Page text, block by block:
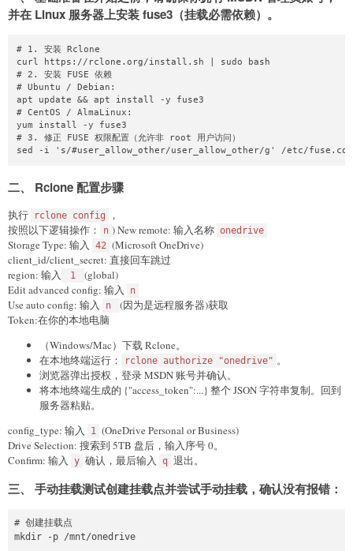
并在 Linux 服务器上安装 fuse3（挂载必需依赖）。
# 1. 安装 Rclone
curl https://rclone.org/install.sh | sudo bash
# 2. 安装 FUSE 依赖
# Ubuntu / Debian:
apt update && apt install -y fuse3
# CentOS / AlmaLinux:
yum install -y fuse3
# 3. 修正 FUSE 权限配置（允许非 root 用户访问）
二、 Rclone 配置步骤
执行 rclone config
，
按照以下逻辑操作：
n ) New remote: 输入名称 onedrive
Storage Type: 输入 42 (Microsoft OneDrive)
client_id/client_secret: 直接回车跳过
region: 输入
1
(global)
Edit advanced config: 输入
n
Use auto config: 输入 n
(因为是远程服务器)获取
Token:在你的本地电脑
（Windows/Mac）下载 Rclone。
在本地终端运行：
rclone authorize "onedrive" 。
浏览器弹出授权，登录 MSDN 账号并确认。
将本地终端生成的 {"access_token":...} 整个 JSON 字符串复制。回到
服务器粘贴。
config_type: 输入
1
(OneDrive Personal or Business)
Drive Selection: 搜索到 5TB 盘后，输入序号 0。
Confirm: 输入
y 确认，最后输入 q 退出。
三、 手动挂载测试创建挂载点并尝试手动挂载，确认没有报错：
# 创建挂载点
mkdir -p /mnt/onedrive